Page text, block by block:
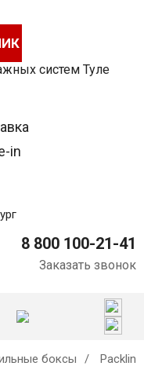
in
8 800 100-21-41
Заказать звонок
боксы